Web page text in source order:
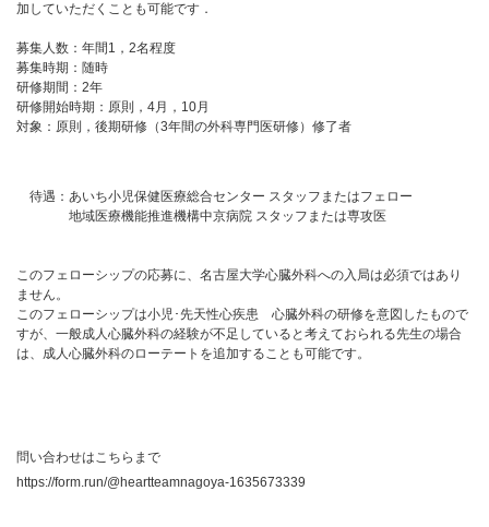
加していただくことも可能です．
募集人数：年間1，2名程度
募集時期：随時
研修期間：2年
研修開始時期：原則，4月，10月
対象：原則，後期研修（3年間の外科専門医研修）修了者
待遇：あいち小児保健医療総合センター スタッフまたはフェロー
地域医療機能推進機構中京病院 スタッフまたは専攻医
このフェローシップの応募に、名古屋大学心臓外科への入局は必須ではあり
ません。
このフェローシップは小児･先天性心疾患 心臓外科の研修を意図したもので
すが、一般成人心臓外科の経験が不足していると考えておられる先生の場合
は、成人心臓外科のローテートを追加することも可能です。
問い合わせはこちらまで
https://form.run/@heartteamnagoya-1635673339